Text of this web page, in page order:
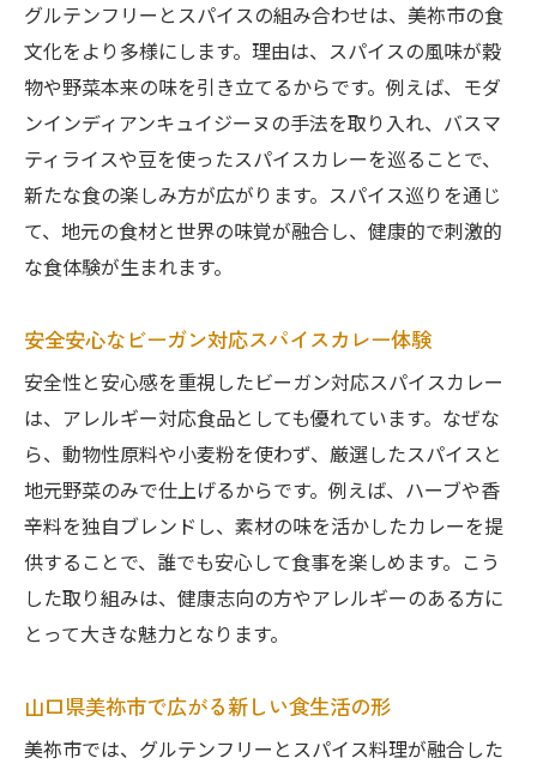
グルテンフリーとスパイスの組み合わせは、美祢市の食
文化をより多様にします。理由は、スパイスの風味が穀
物や野菜本来の味を引き立てるからです。例えば、モダ
ンインディアンキュイジーヌの手法を取り入れ、バスマ
ティライスや豆を使ったスパイスカレーを巡ることで、
新たな食の楽しみ方が広がります。スパイス巡りを通じ
て、地元の食材と世界の味覚が融合し、健康的で刺激的
な食体験が生まれます。
安全安心なビーガン対応スパイスカレー体験
安全性と安心感を重視したビーガン対応スパイスカレー
は、アレルギー対応食品としても優れています。なぜな
ら、動物性原料や小麦粉を使わず、厳選したスパイスと
地元野菜のみで仕上げるからです。例えば、ハーブや香
辛料を独自ブレンドし、素材の味を活かしたカレーを提
供することで、誰でも安心して食事を楽しめます。こう
した取り組みは、健康志向の方やアレルギーのある方に
とって大きな魅力となります。
山口県美祢市で広がる新しい食生活の形
美祢市では、グルテンフリーとスパイス料理が融合した